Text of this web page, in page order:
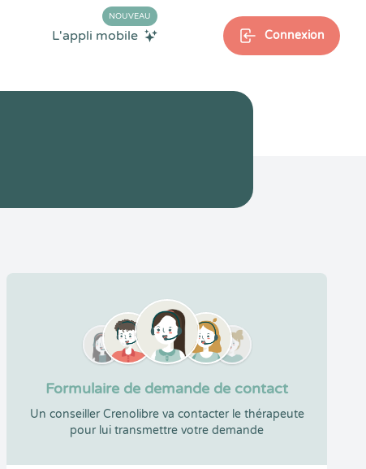
L'appli mobile
NOUVEAU
Connexion
Formulaire de demande de contact
Un conseiller Crenolibre va contacter le thérapeute
pour lui transmettre votre demande